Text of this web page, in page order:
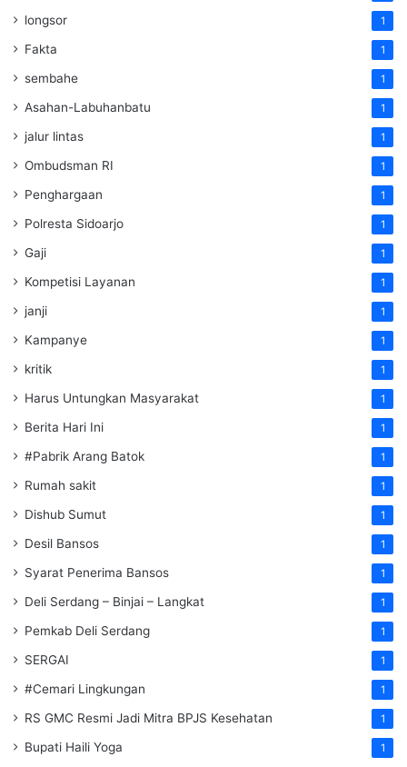
longsor 1
Fakta 1
sembahe 1
Asahan-Labuhanbatu 1
jalur lintas 1
Ombudsman RI 1
Penghargaan 1
Polresta Sidoarjo 1
Gaji 1
Kompetisi Layanan 1
janji 1
Kampanye 1
kritik 1
Harus Untungkan Masyarakat 1
Berita Hari Ini 1
#Pabrik Arang Batok 1
Rumah sakit 1
Dishub Sumut 1
Desil Bansos 1
Syarat Penerima Bansos 1
Deli Serdang – Binjai – Langkat 1
Pemkab Deli Serdang 1
SERGAI 1
#Cemari Lingkungan 1
RS GMC Resmi Jadi Mitra BPJS Kesehatan 1
Bupati Haili Yoga 1